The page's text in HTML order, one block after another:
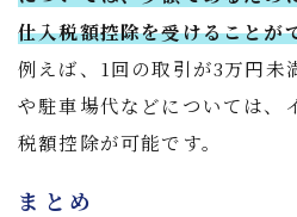
仕入税額控除を受けることが
例えば、1回の取引が3万円未
や駐車場代などについては、
税額控除が可能です。
まとめ